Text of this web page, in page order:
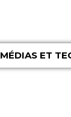
MÉDIAS ET